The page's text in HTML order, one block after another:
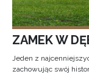
ZAMEK W
Jeden z
zachowując swój